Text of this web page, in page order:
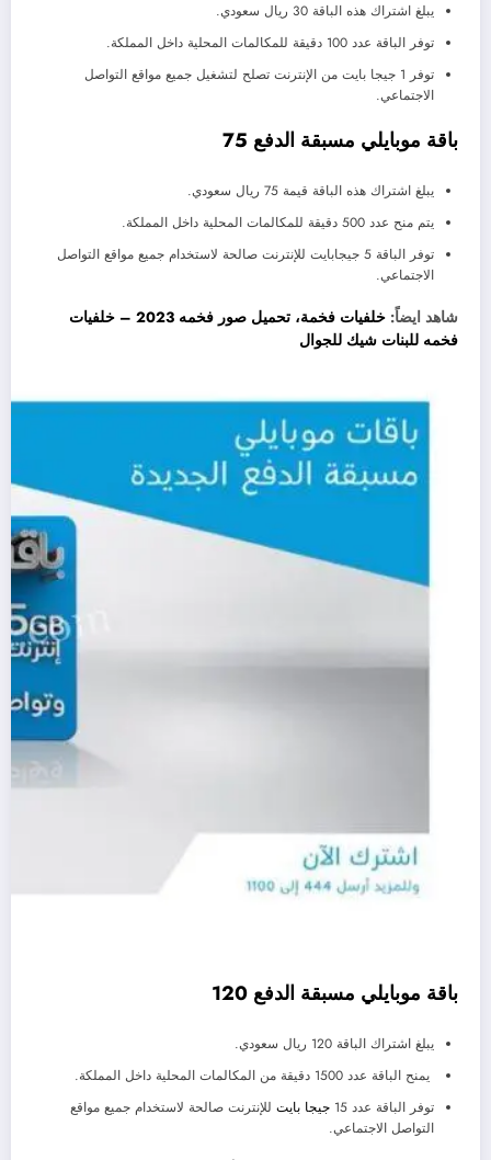
يبلغ اشتراك هذه الباقة 30 ريال سعودي.
توفر الباقة عدد 100 دقيقة للمكالمات المحلية داخل المملكة.
توفر 1 جيجا بايت من الإنترنت تصلح لتشغيل جميع مواقع التواصل
الاجتماعي.
باقة موبايلي مسبقة الدفع 75
يبلغ اشتراك هذه الباقة قيمة 75 ريال سعودي.
يتم منح عدد 500 دقيقة للمكالمات المحلية داخل المملكة.
توفر الباقة 5 جيجابايت للإنترنت صالحة لاستخدام جميع مواقع التواصل
الاجتماعي.
شاهد ايضاً:
خلفيات فخمة، تحميل صور فخمه 2023 – خلفيات
فخمه للبنات شيك للجوال
باقة موبايلي مسبقة الدفع 120
يبلغ اشتراك الباقة 120 ريال سعودي.
يمنح الباقة عدد 1500 دقيقة من المكالمات المحلية داخل المملكة.
توفر الباقة عدد 15
جيجا بايت للإنترنت صالحة لاستخدام جميع مواقع
التواصل الاجتماعي.